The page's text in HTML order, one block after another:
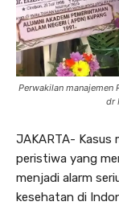
Perwakilan manajemen
dr
JAKARTA- Kasus
peristiwa yang
menjadi alarm
kesehatan di